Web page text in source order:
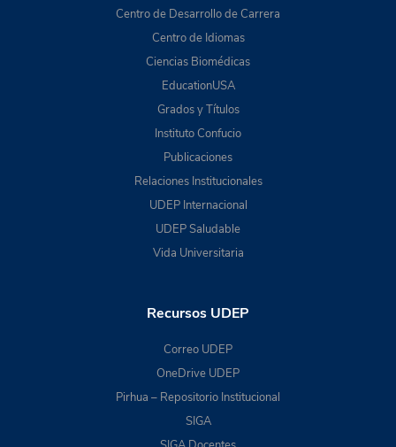
Centro de Desarrollo de Carrera
Centro de Idiomas
Ciencias Biomédicas
EducationUSA
Grados y Títulos
Instituto Confucio
Publicaciones
Relaciones Institucionales
UDEP Internacional
UDEP Saludable
Vida Universitaria
Recursos UDEP
Correo UDEP
OneDrive UDEP
Pirhua – Repositorio Institucional
SIGA